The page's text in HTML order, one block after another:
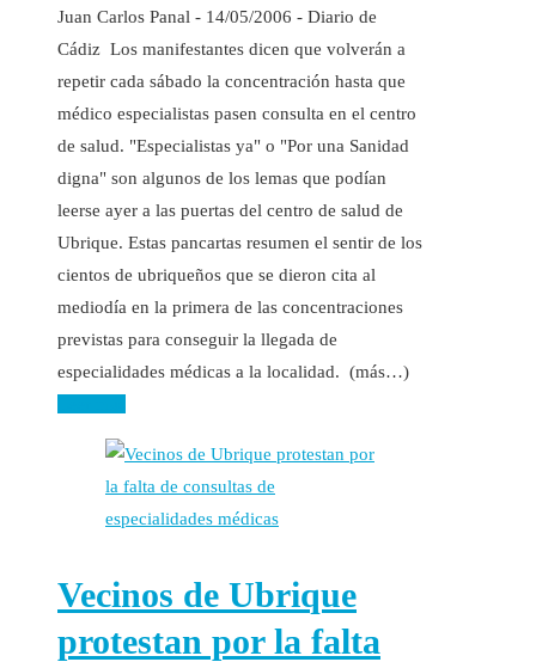
Juan Carlos Panal - 14/05/2006 - Diario de
Cádiz Los manifestantes dicen que volverán a
repetir cada sábado la concentración hasta que
médico especialistas pasen consulta en el centro
de salud. "Especialistas ya" o "Por una Sanidad
digna" son algunos de los lemas que podían
leerse ayer a las puertas del centro de salud de
Ubrique. Estas pancartas resumen el sentir de los
cientos de ubriqueños que se dieron cita al
mediodía en la primera de las concentraciones
previstas para conseguir la llegada de
especialidades médicas a la localidad. (más…)
Vecinos de Ubrique
protestan por la falta